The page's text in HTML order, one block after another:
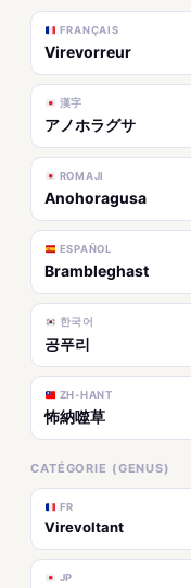
FRANÇAIS
Virevorreur
漢字
アノホラグサ
ROMAJI
Anohoragusa
ESPAÑOL
Brambleghast
한국어
공푸리
ZH-HANT
怖納噬草
CATÉGORIE (GENUS)
FR
Virevoltant
JP